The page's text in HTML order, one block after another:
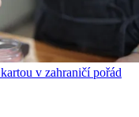
v zahraničí pořád